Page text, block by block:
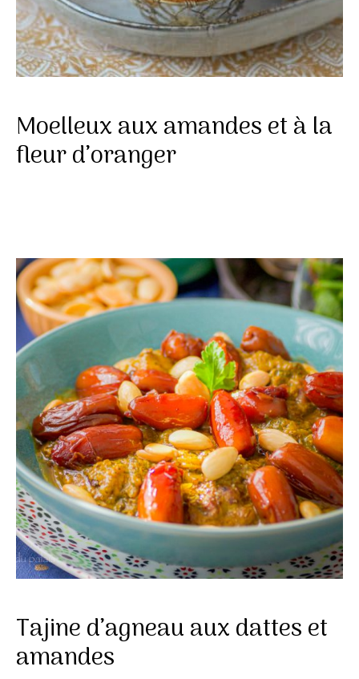
Moelleux aux amandes et à la
fleur d’oranger
Tajine d’agneau aux dattes et
amandes